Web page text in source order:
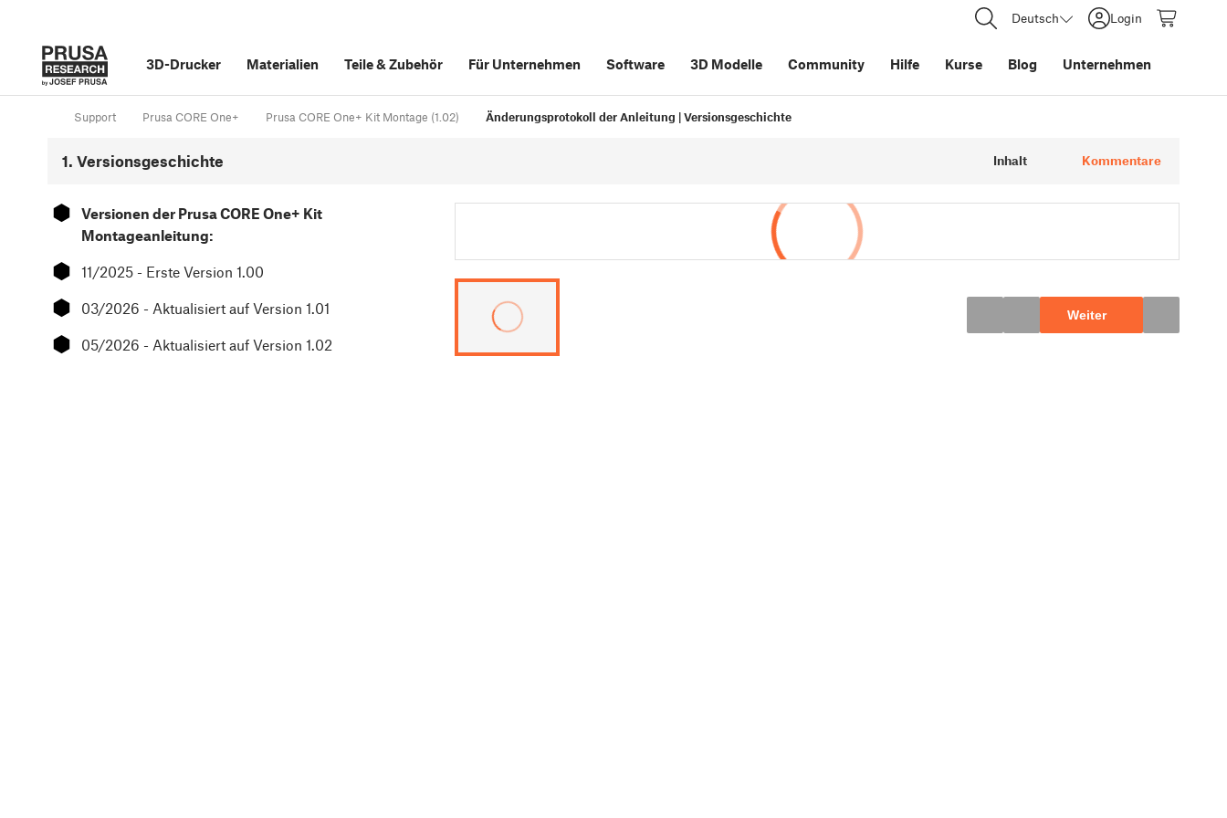
Deutsch Login
3D-Drucker Materialien Teile&Zubehör Für Unternehmen Software 3D Modelle Community Hilfe Kurse Blog Unternehmen
Support Prusa CORE One+ Prusa CORE One+ Kit Montage (1.02) Änderungsprotokoll der Anleitung | Versionsgeschichte
1. Versionsgeschichte Inhalt Kommentare
⬢
Versionen der Prusa CORE One+ Kit
Montageanleitung:
⬢ 11/2025 - Erste Version 1.00
⬢ 03/2026 - Aktualisiert auf Version 1.01
⬢ 05/2026 - Aktualisiert auf Version 1.02
Weiter